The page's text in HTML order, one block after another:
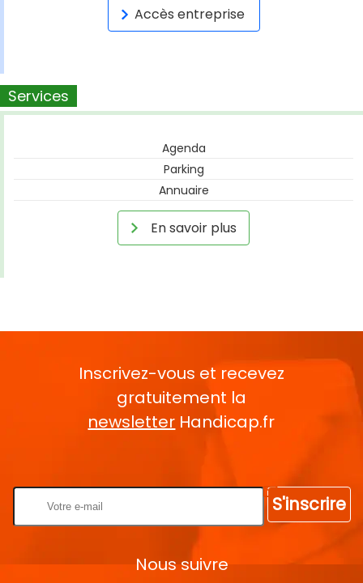
Accès entreprise
Services
Agenda
Parking
Annuaire
En savoir plus
Inscrivez-vous et recevez
gratuitement la
newsletter Handicap.fr
S'inscrire
Nous suivre